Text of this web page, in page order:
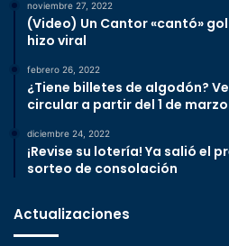
noviembre 27, 2022
(Video) Un Cantor «cantó»
hizo viral
febrero 26, 2022
¿Tiene billetes de algodón?
circular a partir del 1 de marzo
diciembre 24, 2022
¡Revise su lotería! Ya salió el
sorteo de consolación
Actualizaciones